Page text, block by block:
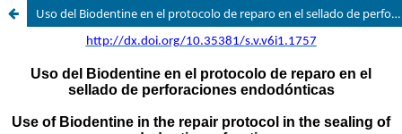
Uso del Biodentine en el protocolo de reparo en el sellado de perforaciones endodónticas